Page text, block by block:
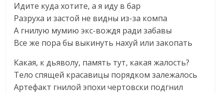
Идите куда хотите, а я иду в бар
Разруха и застой не видны из-за компа
А гнилую мумию экс-вождя ради забавы
Все же пора бы выкинуть нахуй или закопать
Какая, к дьяволу, память тут, какая жалость?
Тело спящей красавицы порядком залежалось
Артефакт гнилой эпохи чертовски подгнил